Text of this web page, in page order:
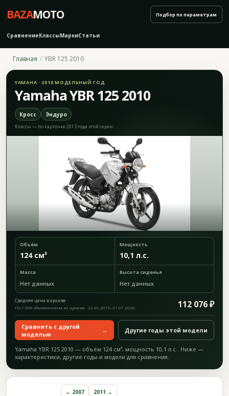
BAZAMOTO
СравнениеКлассыМаркиСтатьи
Подбор по параметрам
Главная YBR 125 2010
YAMAHA · 2010 МОДЕЛЬНЫЙ ГОД
Yamaha YBR 125 2010
Кросс Эндуро
Классы — по карточке 2013 года этой серии
Объём
124 см³
Мощность
10,1 л.с.
Масса
Нет данных
Высота сиденья
Нет данных
Средняя цена в архиве 112 076 ₽
По 1 000 объявлениям из архива · 22.06.2019–31.07.2026
Сравнить с другой
моделью
→ Другие годы этой модели
Yamaha YBR 125 2010 — объём 124 см³, мощность 10,1 л.с.. Ниже —
характеристики, другие годы и модели для сравнения.
← 2007 2011 →